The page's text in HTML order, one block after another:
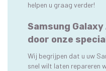
helpen u graag verder!
Samsung
door onze
Wij begrijpen dat u uw
snel wilt laten repareren